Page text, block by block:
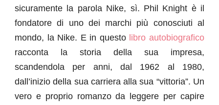
sicuramente la parola Nike, sì. Phil Knight è il
fondatore di uno dei marchi più conosciuti al
mondo, la Nike. E in questo libro autobiografico
racconta la storia della sua impresa,
scandendola per anni, dal 1962 al 1980,
dall’inizio della sua carriera alla sua “vittoria”. Un
vero e proprio romanzo da leggere per capire